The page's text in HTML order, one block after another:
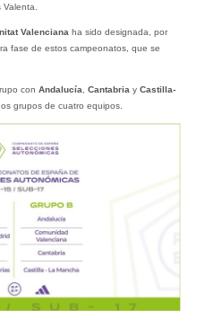
Valenciana ha sido designada, por
fase de estos campeonatos, que se
con Andalucía Cantabria y Castilla-
grupos de cuatro equipos.